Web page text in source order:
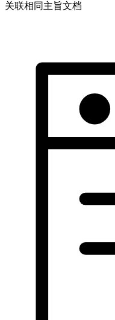
关联相同主旨文档